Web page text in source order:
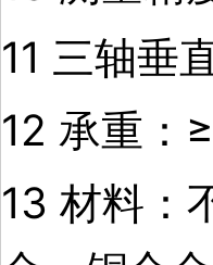
11 三轴垂
12 承重：
13 材料：